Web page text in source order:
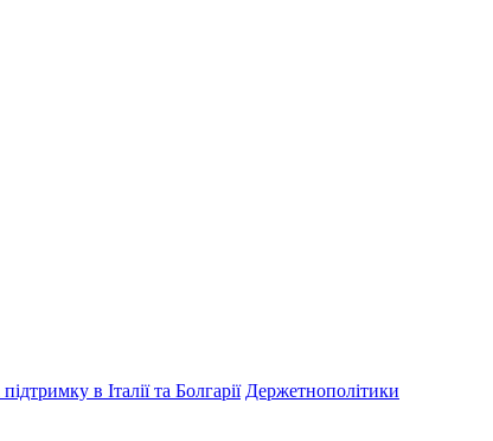
в Італії та Болгарії Держетнополітики